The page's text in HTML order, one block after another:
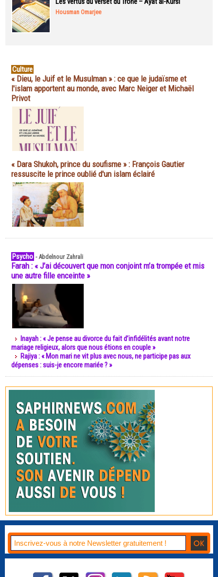
Housman Omarjee
Culture
« Dieu, le Juif et le Musulman » : ce que le judaïsme et
l'islam apportent au monde, avec Marc Neiger et Michaël
Privot
« Dara Shukoh, prince du soufisme » : François Gautier
ressuscite le prince oublié d'un islam éclairé
Psycho -Abdelnour Zahrali
Farah : « J’ai découvert que mon conjoint m’a trompée et mis
une autre fille enceinte »
Inayah : « Je pense au divorce du fait d’infidélités avant notre
mariage religieux, alors que nous étions en couple »
Rajiya : « Mon mari ne vit plus avec nous, ne participe pas aux
dépenses : suis-je encore mariée ? »